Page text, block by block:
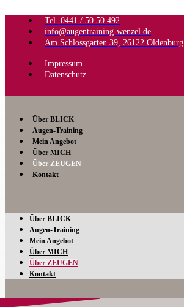
Tel. 0441 / 50 50 492
info@augentraining-wenzel.de
Am Schlossgarten 39, 26122 Oldenburg
Impressum
Datenschutz
Über BLICK
Augen-Training
Mein Angebot
Über MICH
Über ZEUGEN
Kontakt
Über BLICK
Augen-Training
Mein Angebot
Über MICH
Über ZEUGEN
Kontakt